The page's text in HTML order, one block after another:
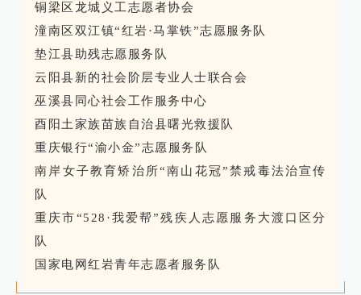
铜梁区龙城义工志愿者协会
潼南区双江镇“红岩·马掌铁”志愿服务队
垫江县助残志愿服务队
云阳县新的社会阶层专业人士联合会
巫溪县同心社会工作服务中心
酉阳土家族苗族自治县曙光救援队
重庆银行“渝小金”志愿服务队
南岸女子教育矫治所“南山花冠”禁戒毒法治宣传
队
重庆市“528·我爱帮”残疾人志愿服务大渡口区分
队
国家电网红岩青年志愿者服务队